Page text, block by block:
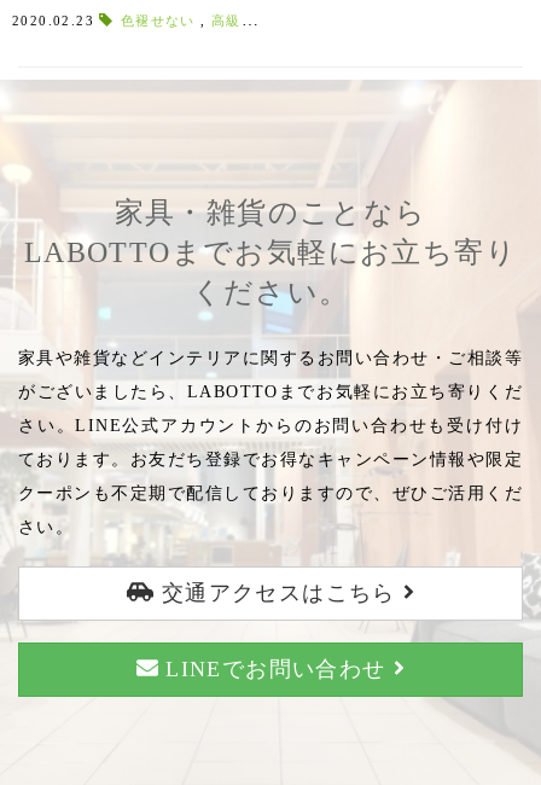
れない最高級ハンドタオル！
2020.02.23 色褪せない ,高級ホテル
家具・雑貨のことなら
LABOTTOまでお気軽にお立ち寄り
ください。
家具や雑貨などインテリアに関するお問い合わせ・ご相談等
がございましたら、LABOTTOまでお気軽にお立ち寄りくだ
さい。LINE公式アカウントからのお問い合わせも受け付け
ております。お友だち登録でお得なキャンペーン情報や限定
クーポンも不定期で配信しておりますので、ぜひご活用くだ
さい。
交通アクセスはこちら
LINEでお問い合わせ